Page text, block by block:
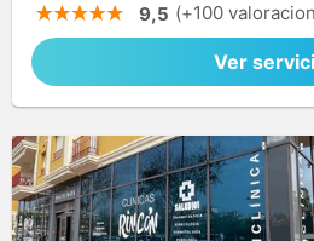
9,5 (+100
Ver